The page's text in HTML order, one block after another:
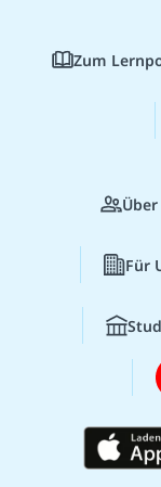
Zum
Für